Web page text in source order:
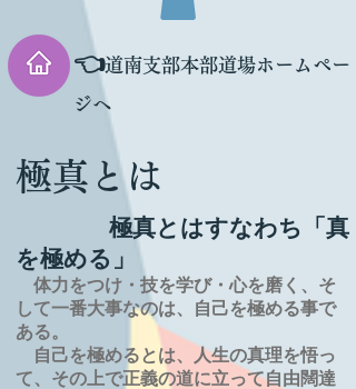
👈道南支部本部道場ホームペー
ジへ
極真とは
極真とはすなわち「真
を極める」
体力をつけ・技を学び・心を磨く、そ
して一番大事なのは、自己を極める事で
ある。
自己を極めるとは、
人生の真理を悟っ
て、その上で正義の道に立って自由闊達